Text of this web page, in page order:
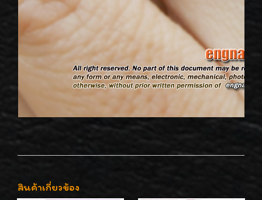
สินค้าเกี่ยวข้อง